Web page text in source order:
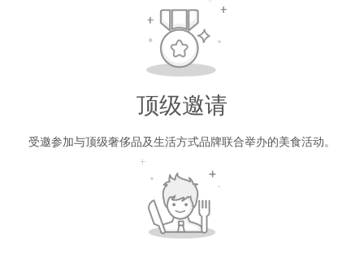
顶级邀请
受邀参加与顶级奢侈品及生活方式品牌联合举办的美食活动。